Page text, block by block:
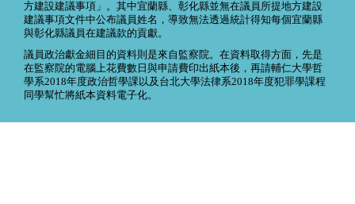
方建設建議事項」。其中宜蘭縣、彰化縣並無在議員所提地方建設
建議事項文件中公布議員姓名，導致無法透過統計得知每個宜蘭縣
與彰化縣議員在建議款的貢獻。
議員政治獻金細目的資料則是來自監察院。在資料取得方面，先是
在監察院的電腦上花費數日與申請費印出紙本後，再請輔仁大學哲
學系2018年度政治哲學課以及台北大學法律系2018年度犯罪學課程
同學幫忙將紙本資料電子化。